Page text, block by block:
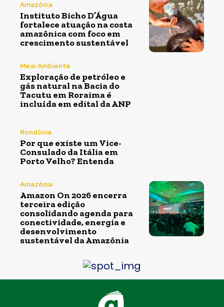
Amazônia
Instituto Bicho D’Água
fortalece atuação na costa
amazônica com foco em
crescimento sustentável
Meio Ambiente
Exploração de petróleo e
gás natural na Bacia do
Tacutu em Roraima é
incluída em edital da ANP
Rondônia
Por que existe um Vice-
Consulado da Itália em
Porto Velho? Entenda
Amazônia
Amazon On 2026 encerra
terceira edição
consolidando agenda para
conectividade, energia e
desenvolvimento
sustentável da Amazônia